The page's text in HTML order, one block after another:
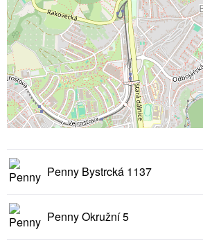
Penny Bystrcká 1137
Penny Okružní 5